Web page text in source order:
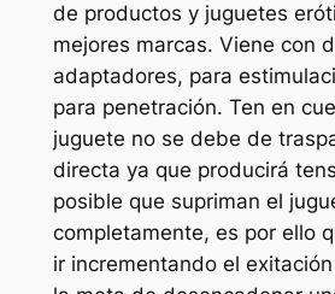
de productos y juguetes
mejores marcas. Viene con
adaptadores, para
para penetración. Ten en
juguete no se debe de
directa ya que producirá
posible que supriman el
completamente, es por ello
ir incrementando el